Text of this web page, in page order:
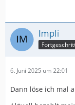
Impli
6. Juni 2025 um 22:01
Dann löse ich mal